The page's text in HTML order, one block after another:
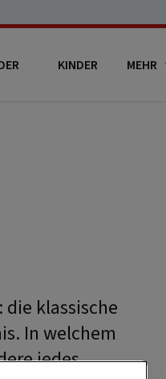
KINDER MEHR
klassische
In welchem
jedes